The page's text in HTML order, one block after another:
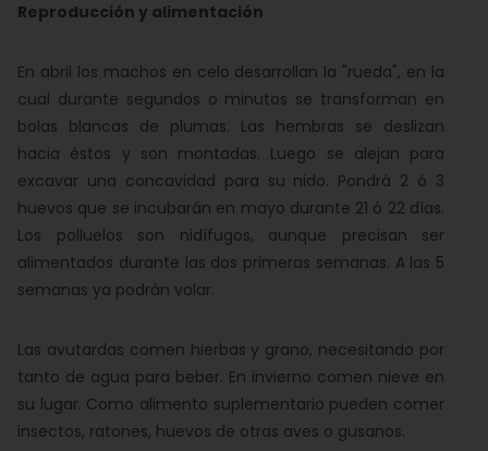
Reproducción y alimentación
En abril los machos en celo desarrollan la "rueda", en la
cual durante segundos o minutos se transforman en
bolas blancas de plumas. Las hembras se deslizan
hacia éstos y son montadas. Luego se alejan para
excavar una concavidad para su nido. Pondrá 2 ó 3
huevos que se incubarán en mayo durante 21 ó 22 días.
Los polluelos son nidífugos, aunque precisan ser
alimentados durante las dos primeras semanas. A las 5
semanas ya podrán volar.
Las avutardas comen hierbas y grano, necesitando por
tanto de agua para beber. En invierno comen nieve en
su lugar. Como alimento suplementario pueden comer
insectos, ratones, huevos de otras aves o gusanos.